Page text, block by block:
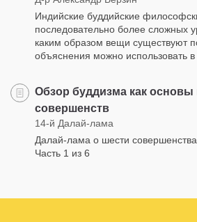
Индийские буддийские
последовательно более сложных
каким образом вещи существуют
объяснения можно использовать в
Обзор буддизма как основы
совершенств
14-й Далай-лама
Далай-лама о шести
Часть 1 из 6